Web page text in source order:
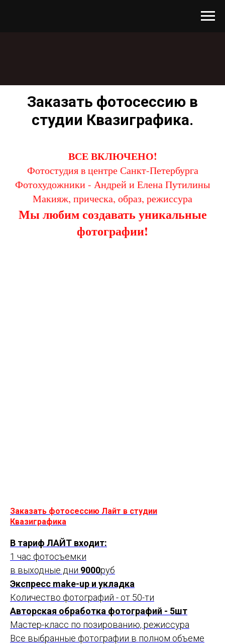
Заказать фотосессию в
студии Квазиграфика.
ВСЕ ВКЛЮЧЕНО!
Фотостудия в центре Санкт-Петербурга
Фотохудожники - Андрей и Елена Путилины
Макияж, прическа, образ, режиссура
Мы любим создавать уникальные
фотографии!
Заказать фотосессию Лайт в студии
Квазиграфика
В тариф ЛАЙТ входит:
1 час фотосъемки
в выходные дни 9000руб
Экспресс make-up и укладка
Количество фотографий - от 50-ти
Авторская обработка фотографий - 5шт
Мастер-класс по позированию, режиссура
Все выбранные фотографии в полном объеме